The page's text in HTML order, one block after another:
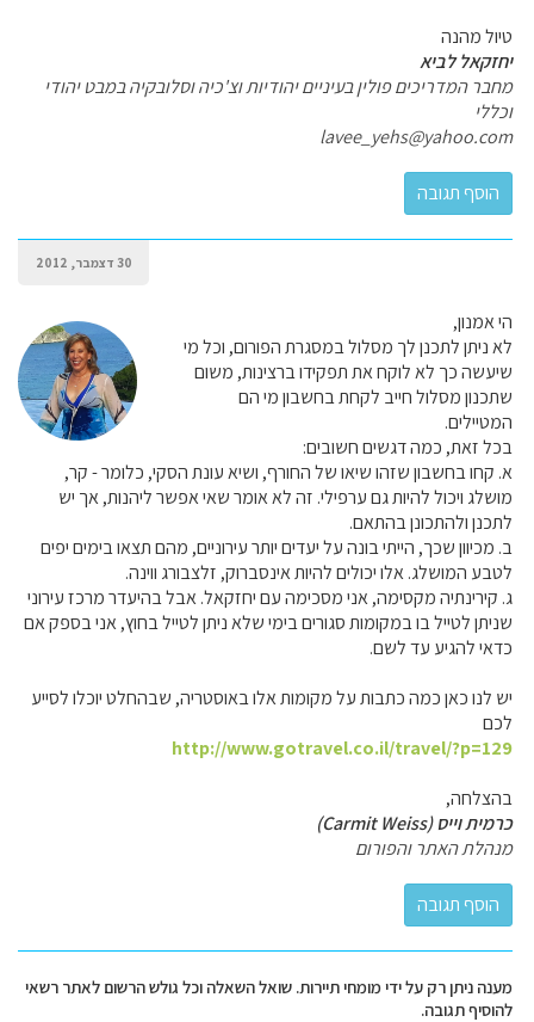
טיול מהנה
יחזקאל לביא
מחבר המדריכים פולין בעיניים יהודיות וצ'כיה וסלובקיה במבט יהודי
וכללי
lavee_yehs@yahoo.com
30 דצמבר, 2012
הי אמנון,
לא ניתן לתכנן לך מסלול במסגרת הפורום, וכל מי
שיעשה כך לא לוקח את תפקידו ברצינות, משום
שתכנון מסלול חייב לקחת בחשבון מי הם
המטיילים.
בכל זאת, כמה דגשים חשובים:
א. קחו בחשבון שזהו שיאו של החורף, ושיא עונת הסקי, כלומר - קר,
מושלג ויכול להיות גם ערפילי. זה לא אומר שאי אפשר ליהנות, אך יש
לתכנן ולהתכונן בהתאם.
ב. מכיוון שכך, הייתי בונה על יעדים יותר עירוניים, מהם תצאו בימים יפים
לטבע המושלג. אלו יכולים להיות אינסברוק, זלצבורג ווינה.
ג. קירינתיה מקסימה, אני מסכימה עם יחזקאל. אבל בהיעדר מרכז עירוני
שניתן לטייל בו במקומות סגורים בימי שלא ניתן לטייל בחוץ, אני בספק אם
כדאי להגיע עד לשם.
יש לנו כאן כמה כתבות על מקומות אלו באוסטריה, שבהחלט יוכלו לסייע
לכם
http://www.gotravel.co.il/travel/?p=129
בהצלחה,
כרמית וייס (Carmit Weiss)
מנהלת האתר והפורום
מענה ניתן רק על ידי מומחי תיירות. שואל השאלה וכל גולש הרשום לאתר רשאי
להוסיף תגובה.